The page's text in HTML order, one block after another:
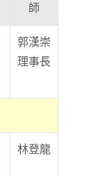
師
郭漢崇
理事長
林登龍